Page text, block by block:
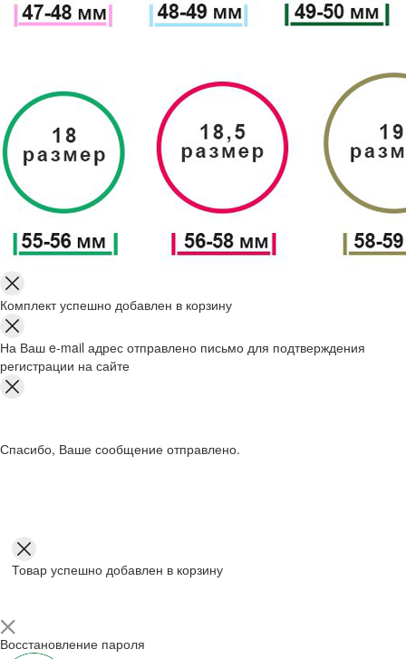
Комплект успешно добавлен в корзину
На Ваш e-mail адрес отправлено письмо для подтверждения
регистрации на сайте
Спасибо, Ваше сообщение отправлено.
Товар успешно добавлен в корзину
Восстановление пароля